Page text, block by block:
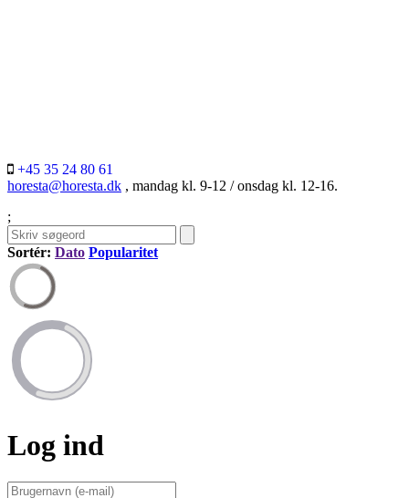
+45 35 24 80 61
horesta@horesta.dk , mandag kl. 9-12 / onsdag kl. 12-16.
;
Sortér: Dato Popularitet
Log ind